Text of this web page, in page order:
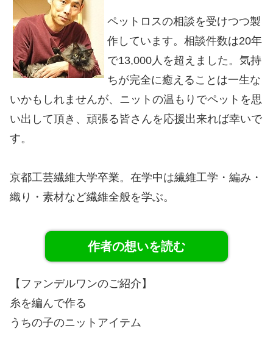
ペットロスの相談を受けつつ製
作しています。相談件数は20年
で13,000人を超えました。気持
ちが完全に癒えることは一生な
いかもしれませんが、ニットの温もりでペットを思
い出して頂き、頑張る皆さんを応援出来れば幸いで
す。
京都工芸繊維大学卒業。在学中は繊維工学・編み・
織り・素材など繊維全般を学ぶ。
作者の想いを読む
【ファンデルワンのご紹介】
糸を編んで作る
うちの子のニットアイテム